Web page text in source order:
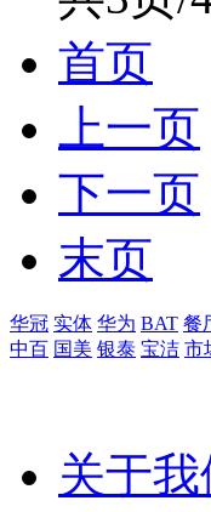
首页
上一页
下一页
末页
华冠 实体 华为 BAT 餐
中百 国美 银泰 宝洁 市
关于我